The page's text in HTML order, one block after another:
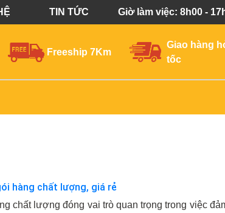
TIN TỨC Giờ làm việc: 8h00 -
Freeship 7Km
Giao hàng
tốc
hàng chất lượng, giá rẻ
chất lượng đóng vai trò quan trọng trong việc